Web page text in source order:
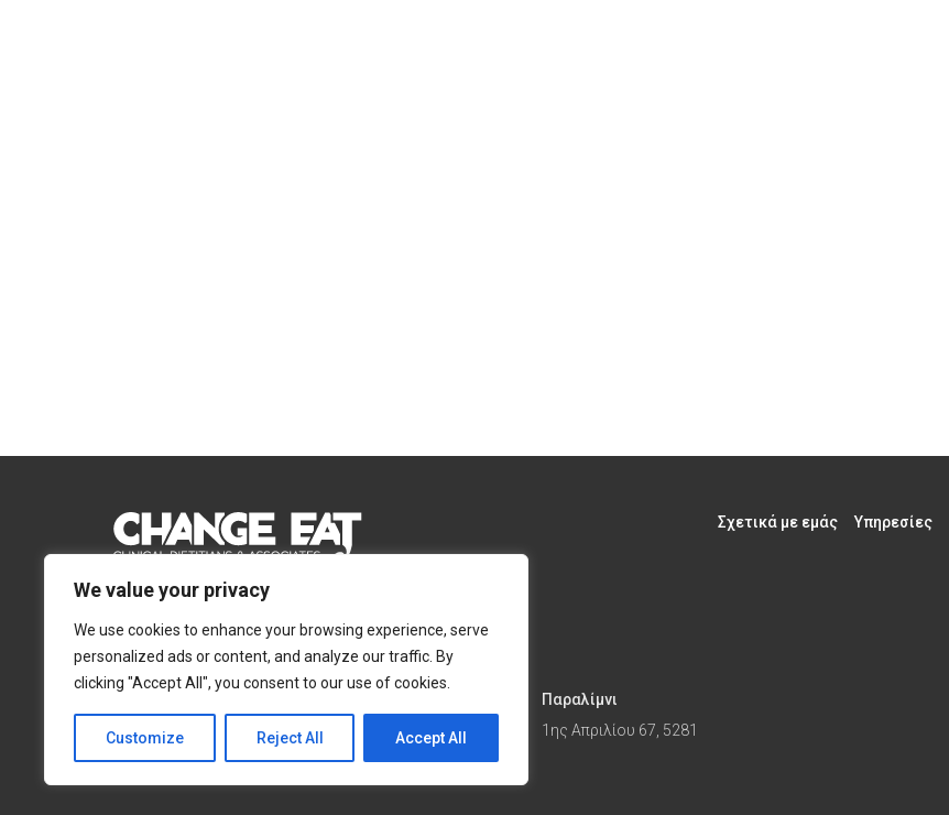
We value your privacy
We use cookies to enhance your browsing experience, serve
personalized ads or content, and analyze our traffic. By
clicking "Accept All", you consent to our use of cookies.
Customize Reject All Accept All
Email:Info@changeeat.com.cy
Telephone: 77 77 77 51
Σχετικά με εμάς Υπηρεσίες
Αγίας Άννας 4, 2054,
Αγίας Φυλάξεως 32,
Παραλίμνι
1ης Απριλίου 67, 5281